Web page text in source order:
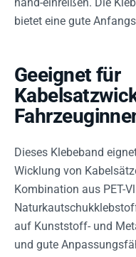
bietet eine gute
Geeignet für
Dieses Klebeband
Wicklung von
Kombination aus PET-
auf Kunststoff- und
und gute